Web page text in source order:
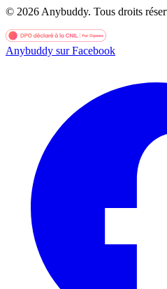
© 2026 Anybuddy. Tous droits
Anybuddy sur Facebook